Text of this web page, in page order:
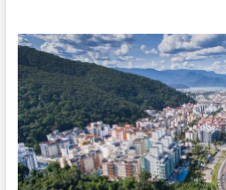
morre
afogado
após
ser
puxado
por
corrente
em
Boiçucanga